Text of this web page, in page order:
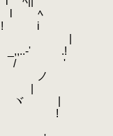
l ﾍ
i
カールに
' .!
/ / '
ノ
|
|
!